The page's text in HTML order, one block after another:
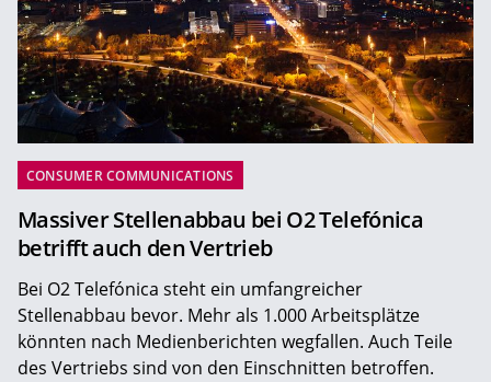
CONSUMER COMMUNICATIONS
Massiver Stellenabbau bei O2 Telefónica
betrifft auch den Vertrieb
Bei O2 Telefónica steht ein umfangreicher
Stellenabbau bevor. Mehr als 1.000 Arbeitsplätze
könnten nach Medienberichten wegfallen. Auch Teile
des Vertriebs sind von den Einschnitten betroffen.